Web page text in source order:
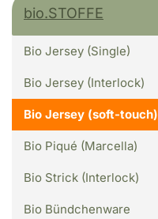
bio.STOFFE
Bio Jersey (Single)
Bio Jersey (Interlock)
Bio Jersey (soft-touch)
Bio Piqué (Marcella)
Bio Strick (Interlock)
Bio Bündchenware